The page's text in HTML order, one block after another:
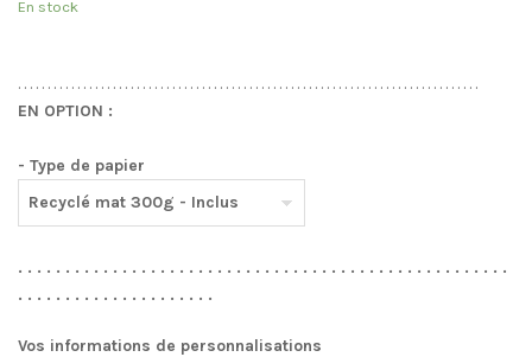
En stock
. . . . . . . . . . . . . . . . . . . . . . . . . . . . . . . . . . . . . . . . . . . . . . . . . . . . . . . . . . . . . . . . . . . . . . . . . . . . . .
EN OPTION :
- Type de papier
. . . . . . . . . . . . . . . . . . . . . . . . . . . . . . . . . . . . . . . . . . . . . . . . . . . .
. . . . . . . . . . . . . . . . . . . . .
Vos informations de personnalisations